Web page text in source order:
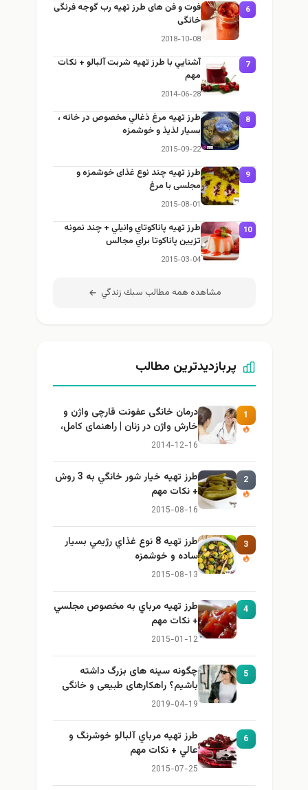
6
فوت و فن های طرز تهیه رب گوجه فرنگی
خانگی
2018-10-08
7
آشنايي با طرز تهيه شربت آلبالو + نكات
مهم
2014-06-28
8
طرز تهيه مرغ ذغالي مخصوص در خانه ،
بسيار لذيذ و خوشمزه
2015-09-22
9
طرز تهيه چند نوع غذای خوشمزه و
مجلسی با مرغ
2015-08-01
10
طرز تهيه پاناكوتاي وانيلي + چند نمونه
تزيين پاناكوتا براي مجالس
2015-03-04
مشاهده همه مطالب سبك زندگي
پربازدیدترین مطالب
1
درمان خانگی عفونت قارچی واژن و
خارش واژن در زنان | راهنمای کامل،
ایمن و کاربردی
2014-12-16
2
طرز تهيه خیار شور خانگي به 3 روش
+ نكات مهم
2015-08-16
3
طرز تهيه 8 نوع غذاي رژيمي بسيار
ساده و خوشمزه
2015-08-13
4
طرز تهيه مرباي به مخصوص مجلسي
+ نكات مهم
2015-01-12
5
چگونه سینه های بزرگ داشته
باشیم؟ راهکارهای طبیعی و خانگی
برای بزرگ کردن سینه
2019-04-19
6
طرز تهيه مرباي آلبالو خوشرنگ و
عالي + نكات مهم
2015-07-25